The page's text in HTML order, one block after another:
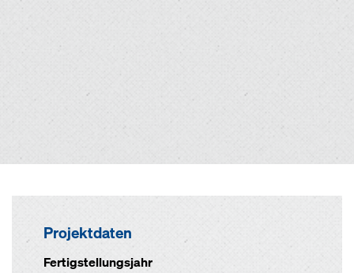
Projektdaten
Fertigstellungsjahr